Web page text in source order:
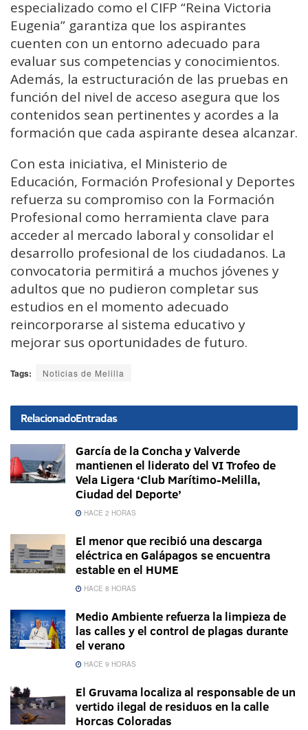
especializado como el CIFP “Reina Victoria
Eugenia” garantiza que los aspirantes
cuenten con un entorno adecuado para
evaluar sus competencias y conocimientos.
Además, la estructuración de las pruebas en
función del nivel de acceso asegura que los
contenidos sean pertinentes y acordes a la
formación que cada aspirante desea alcanzar.
Con esta iniciativa, el Ministerio de
Educación, Formación Profesional y Deportes
refuerza su compromiso con la Formación
Profesional como herramienta clave para
acceder al mercado laboral y consolidar el
desarrollo profesional de los ciudadanos. La
convocatoria permitirá a muchos jóvenes y
adultos que no pudieron completar sus
estudios en el momento adecuado
reincorporarse al sistema educativo y
mejorar sus oportunidades de futuro.
Tags: Noticias de Melilla
RelacionadoEntradas
García de la Concha y Valverde
mantienen el liderato del VI Trofeo de
Vela Ligera ‘Club Marítimo-Melilla,
Ciudad del Deporte’
HACE 2 HORAS
El menor que recibió una descarga
eléctrica en Galápagos se encuentra
estable en el HUME
HACE 8 HORAS
Medio Ambiente refuerza la limpieza de
las calles y el control de plagas durante
el verano
HACE 9 HORAS
El Gruvama localiza al responsable de un
vertido ilegal de residuos en la calle
Horcas Coloradas